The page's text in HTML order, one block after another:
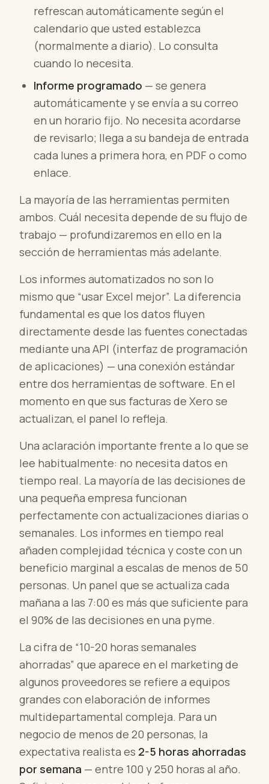
refrescan automáticamente según el
calendario que usted establezca
(normalmente a diario). Lo consulta
cuando lo necesita.
Informe programado — se genera
automáticamente y se envía a su correo
en un horario fijo. No necesita acordarse
de revisarlo; llega a su bandeja de entrada
cada lunes a primera hora, en PDF o como
enlace.
La mayoría de las herramientas permiten
ambos. Cuál necesita depende de su flujo de
trabajo — profundizaremos en ello en la
sección de herramientas más adelante.
Los informes automatizados no son lo
mismo que “usar Excel mejor”. La diferencia
fundamental es que los datos fluyen
directamente desde las fuentes conectadas
mediante una API (interfaz de programación
de aplicaciones) — una conexión estándar
entre dos herramientas de software. En el
momento en que sus facturas de Xero se
actualizan, el panel lo refleja.
Una aclaración importante frente a lo que se
lee habitualmente: no necesita datos en
tiempo real. La mayoría de las decisiones de
una pequeña empresa funcionan
perfectamente con actualizaciones diarias o
semanales. Los informes en tiempo real
añaden complejidad técnica y coste con un
beneficio marginal a escalas de menos de 50
personas. Un panel que se actualiza cada
mañana a las 7:00 es más que suficiente para
el 90% de las decisiones en una pyme.
La cifra de “10-20 horas semanales
ahorradas” que aparece en el marketing de
algunos proveedores se refiere a equipos
grandes con elaboración de informes
multidepartamental compleja. Para un
negocio de menos de 20 personas, la
expectativa realista es 2-5 horas ahorradas
por semana — entre 100 y 250 horas al año.